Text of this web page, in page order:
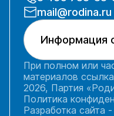
mail@rodina.ru
Информация
При полном или
материалов
2026, Партия
Политика
Разработка сайта -